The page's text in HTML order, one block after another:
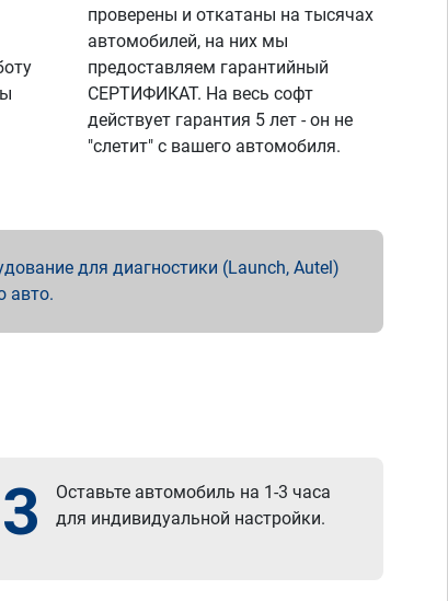
проверены и откатаны на тысячах
автомобилей, на них мы
предоставляем гарантийный
СЕРТИФИКАТ. На весь софт
действует гарантия 5 лет - он не
"слетит" с вашего автомобиля.
для диагностики (Launch, Autel)
авто.
3
Оставьте автомобиль на 1-3 часа
для индивидуальной настройки.